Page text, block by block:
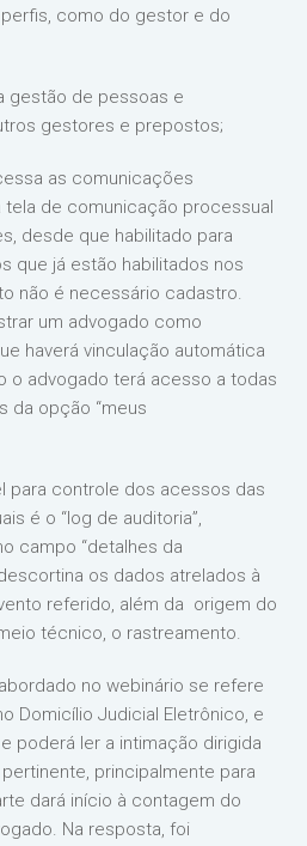
como do gestor e do
gestão de pessoas e
gestores e prepostos;
as comunicações
de comunicação processual
desde que habilitado para
que já estão habilitados nos
não é necessário cadastro.
um advogado como
haverá vinculação automática
o advogado terá acesso a todas
da opção “meus
para controle dos acessos das
é o “log de auditoria”,
campo “detalhes da
os dados atrelados à
referido, além da origem do
técnico, o rastreamento.
no webinário se refere
Domicílio Judicial Eletrônico, e
poderá ler a intimação dirigida
principalmente para
dará início à contagem do
Na resposta, foi